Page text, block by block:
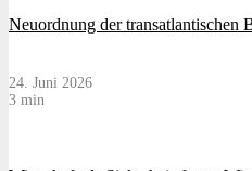
Neuordnung der transatlantischen
24. Juni 2026
3 min